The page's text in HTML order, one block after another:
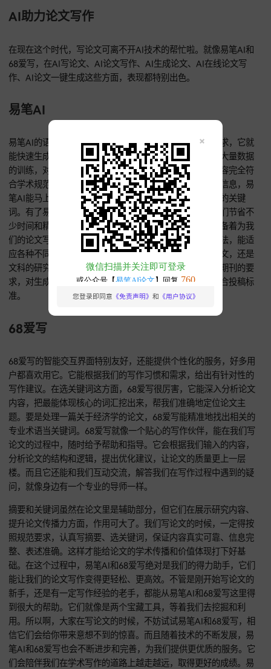
词既要能把论文涉及的研究对象、技术手段都覆盖到，又得体
比如说有个研究是关于人工智能优化算法在交通调度里的应用
键词就可以有“人工智能”“优化算法”“交通调度”。关键词不光是
一定得重视起来。
AI助力论文写作
在现在这个时代，写论文可离不开AI技术的帮忙啦。就像易笔
68爱写，在AI写论文、AI论文写作、AI生成论文、AI在线论文
作、AI论文一键生成这些方面，表现都特别出色。
易笔AI
易笔AI的语言处理能力超强，只要你输入论文的主题和要求，
能快速生成高质量的摘要和精准的关键词。它的算法经过大量
的训练，对各种学术领域的专业知识都能理解，生成的内容完
合学术规范。比如说你输入一篇关于材料科学的论文相关信息
词。有了易笔AI，写摘要和选关键词就轻松多了，能帮我们节
少时间和精力。它就像是一个智能的学术小助手，时刻准备着
们的论文写作提供有力的支持。而且它不断学习和优化算法，
应各种不同类型的论文写作需求。无论是理工科的专业论文，
文科的研究报告，易笔AI都能应对自如。它还能根据不同期刊
求，对生成的摘要和关键词进行调整，让我们的论文更符合投
准。
68爱写
68爱写的智能交互界面特别友好，还能提供个性化的服务，好
户都喜欢用它。它能根据我们的写作习惯和需求，给出有针对
写作建议。在选关键词这方面，68爱写很厉害，它能深入分析
内容，把最能体现核心的词汇挖出来，帮我们准确地定位论文
题。要是处理一篇关于经济学的论文，68爱写能精准地找出相
专业术语当关键词。68爱写就像一个贴心的写作伙伴，能在我
论文的过程中，随时给予帮助和指导。它会根据我们输入的内
分析论文的结构和逻辑，提出优化建议，让论文的质量更上一
楼。而且它还能和我们互动交流，解答我们在写作过程中遇到
问，就像身边有一个专业的导师一样。
您登录即同意《免责声明》 和《用户协议》